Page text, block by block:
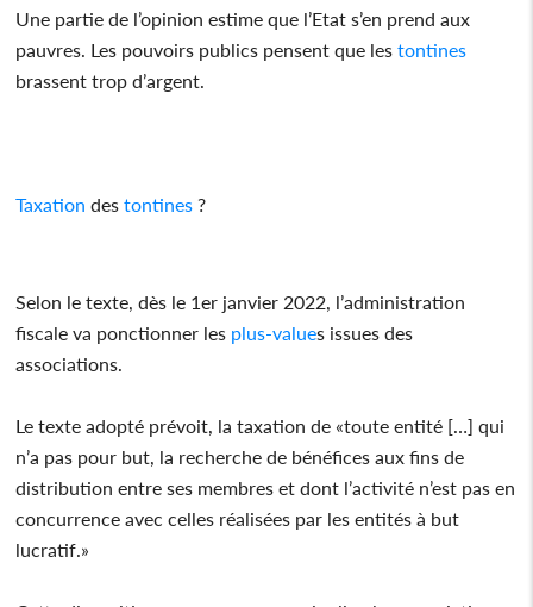
Une partie de l’opinion estime que l’Etat s’en prend aux
pauvres. Les pouvoirs publics pensent que les tontines
brassent trop d’argent.
Taxation des tontines ?
Selon le texte, dès le 1er janvier 2022, l’administration
fiscale va ponctionner les plus-values issues des
associations.
Le texte adopté prévoit, la taxation de «toute entité […] qui
n’a pas pour but, la recherche de bénéfices aux fins de
distribution entre ses membres et dont l’activité n’est pas en
concurrence avec celles réalisées par les entités à but
lucratif.»